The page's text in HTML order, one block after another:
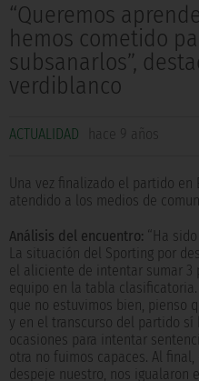
“Queremos
hemos cometido
subsanarlos”,
verdiblanco
ACTUALIDAD hace 9 años
Una vez finalizado el partido en
atendido a los medios de
Análisis del encuentro: “Ha
La situación del Sporting por
el aliciente de intentar sumar 3
equipo en la tabla clasificatoria.
que no estuvimos bien, pienso
y en el transcurso del partido
ocasiones para intentar
otra no fuimos capaces. Al
despeje nuestro, nos igualaron